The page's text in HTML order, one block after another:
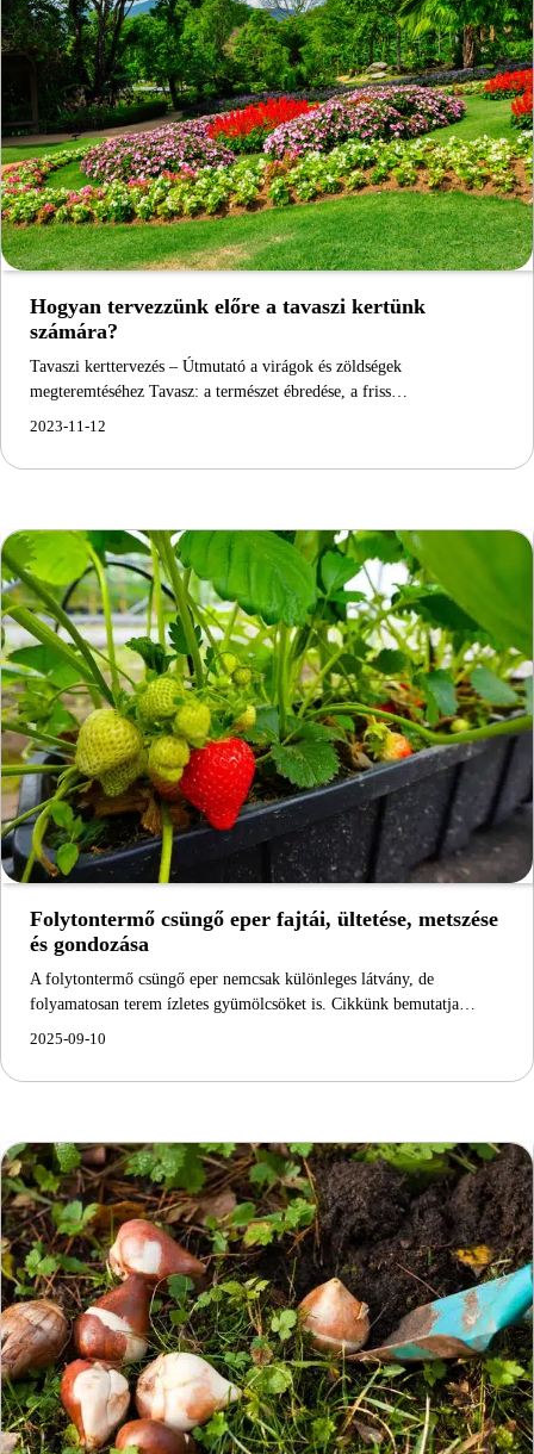
Hogyan tervezzünk előre a tavaszi kertünk
számára?
Tavaszi kerttervezés – Útmutató a virágok és zöldségek
megteremtéséhez Tavasz: a természet ébredése, a friss…
2023-11-12
Folytontermő csüngő eper fajtái, ültetése, metszése
és gondozása
A folytontermő csüngő eper nemcsak különleges látvány, de
folyamatosan terem ízletes gyümölcsöket is. Cikkünk bemutatja…
2025-09-10